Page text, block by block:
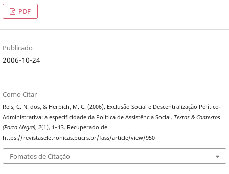
PDF
Publicado
2006-10-24
Como Citar
Reis, C. N. dos, & Herpich, M. C. (2006). Exclusão Social e Descentralização Político-
Administrativa: a especificidade da Política de Assistência Social. Textos & Contextos
(Porto Alegre), 2(1), 1–13. Recuperado de
https://revistaseletronicas.pucrs.br/fass/article/view/950
Fomatos de Citação